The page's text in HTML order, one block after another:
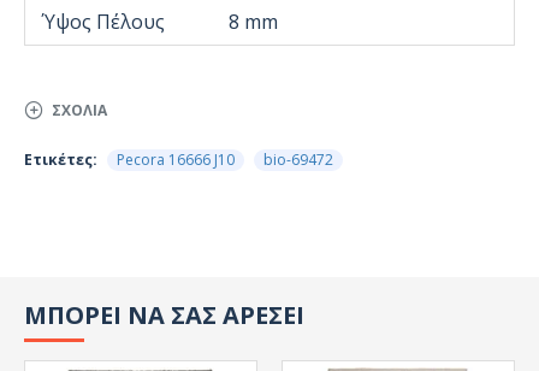
Ύψος Πέλους
8 mm
ΣΧΌΛΙΑ
Ετικέτες: Pecora 16666 J10 bio-69472
ΜΠΟΡΕΙ ΝΑ ΣΑΣ ΑΡΕΣΕΙ